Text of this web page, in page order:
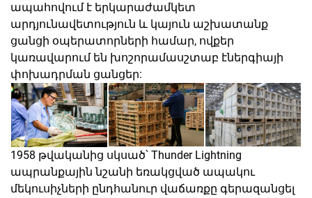
ապահովում է երկարաժամկետ
արդյունավետություն և կայուն աշխատանք
ցանցի օպերատորների համար, ովքեր
կառավարում են խոշորամասշտաբ էներգիայի
փոխադրման ցանցեր:
1958 թվականից սկսած՝ Thunder Lightning
ապրանքային նշանի եռակցված ապակու
մեկուսիչների ընդհանուր վաճառքը գերազանցել